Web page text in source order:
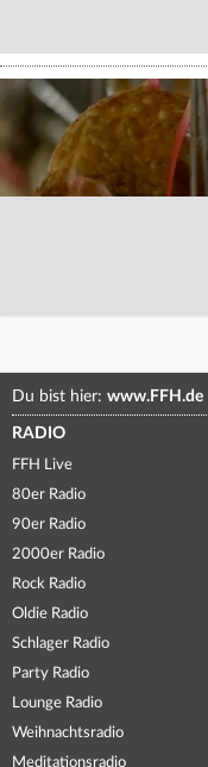
Du bist hier: www.FFH.de
RADIO
FFH Live
80er Radio
90er Radio
2000er Radio
Rock Radio
Oldie Radio
Schlager Radio
Party Radio
Lounge Radio
Weihnachtsradio
Meditationsradio